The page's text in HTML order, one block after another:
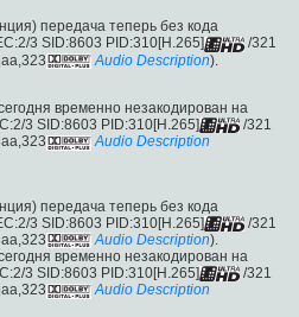
передача теперь без кода
3 SID:8603 PID:310[H.265]
/321
Audio Description).
временно незакодирован на
3 SID:8603 PID:310[H.265]
/321
Audio Description
передача теперь без кода
3 SID:8603 PID:310[H.265]
/321
Audio Description).
временно незакодирован на
3 SID:8603 PID:310[H.265]
/321
Audio Description